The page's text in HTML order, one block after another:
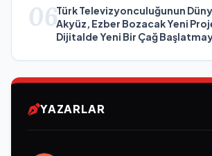
06Türk Televizyonculuğunun
Akyüz, Ezber Bozacak Yeni
Dijitalde Yeni Bir Çağ
YAZARLAR